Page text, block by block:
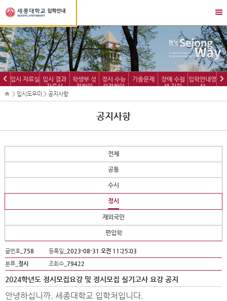
세
종
대
학
교
입
학
정
보
뉴
열
기/
닫
기
이
전
다
음
입시 자료실 입시 결과
자료실
학생부 성
적확인
정시 수능
성적확인
기출문제
장애 수험
생 지원
입학안내영
상
> 입시도우미 > 공지사항
공지사항
전체
공통
수시
정시
재외국민
편입학
글번호_ 758 등록일_ 2023-08-31 오전 11:25:03
분류_ 정시 조회수_ 79422
2024학년도 정시모집요강 및 정시모집 실기고사 요강 공지
안녕하십니까. 세종대학교 입학처입니다.